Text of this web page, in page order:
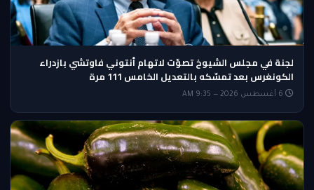
لجنة في مجلس الشيوخ تصوّت لاتهام أنتوني فاوتشي بازدراء
الكونغرس بعد تمسّكه بالتعديل الخامس 111 مرة